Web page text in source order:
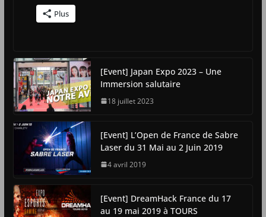
Plus
[Event] Japan Expo 2023 – Une
Immersion salutaire
18 juillet 2023
[Event] L’Open de France de Sabre
Laser du 31 Mai au 2 Juin 2019
4 avril 2019
[Event] DreamHack France du 17
au 19 mai 2019 à TOURS